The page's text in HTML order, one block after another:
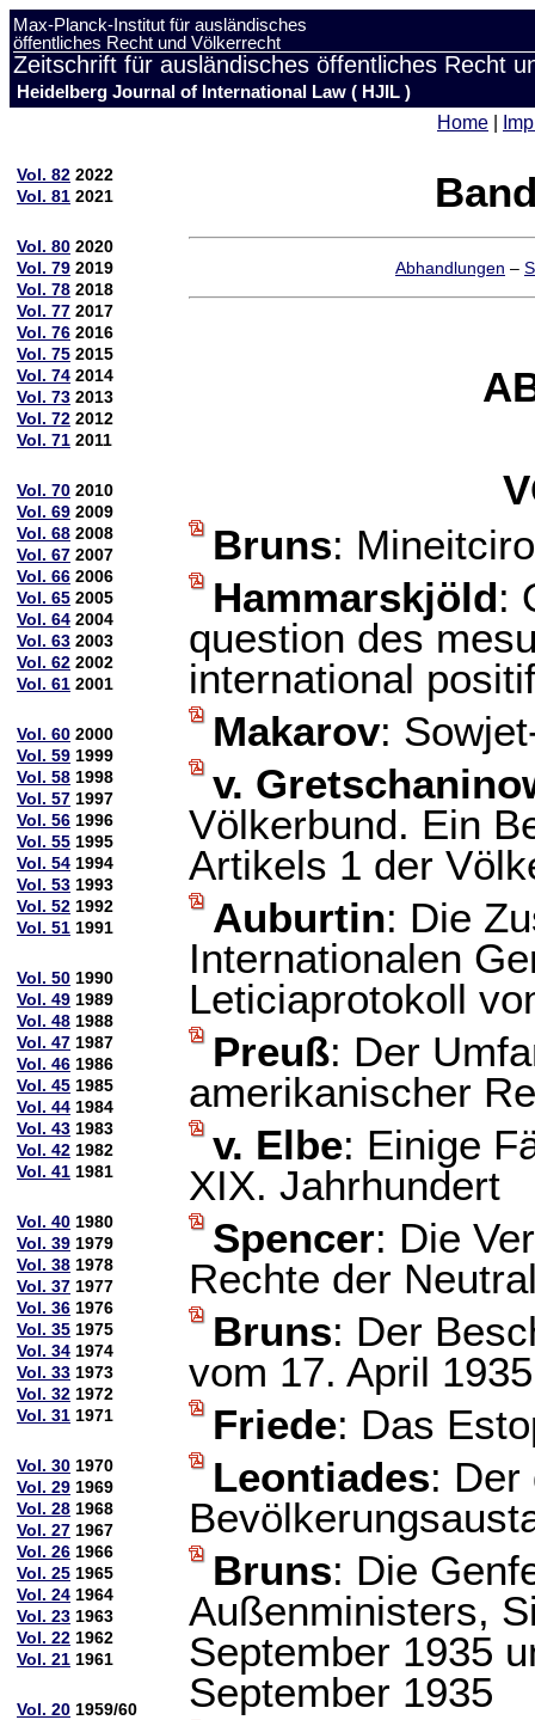
Max-Planck-Institut für ausländisches
öffentliches Recht und Völkerrecht
Zeitschrift für ausländisches öffentliches Recht
Heidelberg Journal of International Law ( HJIL )
Home
Vol. 82 2022
Vol. 81 2021
Vol. 80 2020
Vol. 79 2019
Vol. 78 2018
Vol. 77 2017
Vol. 76 2016
Vol. 75 2015
Vol. 74 2014
Vol. 73 2013
Vol. 72 2012
Vol. 71 2011
Vol. 70 2010
Vol. 69 2009
Vol. 68 2008
Vol. 67 2007
Vol. 66 2006
Vol. 65 2005
Vol. 64 2004
Vol. 63 2003
Vol. 62 2002
Vol. 61 2001
Vol. 60 2000
Vol. 59 1999
Vol. 58 1998
Vol. 57 1997
Vol. 56 1996
Vol. 55 1995
Vol. 54 1994
Vol. 53 1993
Vol. 52 1992
Vol. 51 1991
Vol. 50 1990
Vol. 49 1989
Vol. 48 1988
Vol. 47 1987
Vol. 46 1986
Vol. 45 1985
Vol. 44 1984
Vol. 43 1983
Vol. 42 1982
Vol. 41 1981
Vol. 40 1980
Vol. 39 1979
Vol. 38 1978
Vol. 37 1977
Vol. 36 1976
Vol. 35 1975
Vol. 34 1974
Vol. 33 1973
Vol. 32 1972
Vol. 31 1971
Vol. 30 1970
Vol. 29 1969
Vol. 28 1968
Vol. 27 1967
Vol. 26 1966
Vol. 25 1965
Vol. 24 1964
Vol. 23 1963
Vol. 22 1962
Vol. 21 1961
Vol. 20 1959/60
Abhandlungen –
Bruns:
Hammarskjöld:
question des
international positif
Makarov:
v.
Völkerbund. Ein
Artikels 1 der
Auburtin: Die
Internationalen
Leticiaprotokoll
Preuß: Der
amerikanischer
v. Elbe: Einige
XIX. Jahrhundert
Spencer: Die
Rechte der
Bruns: Der
vom 17. April 1935
Friede: Das
Leontiades: Der
Bruns: Die
Außenministers,
September 1935
September 1935